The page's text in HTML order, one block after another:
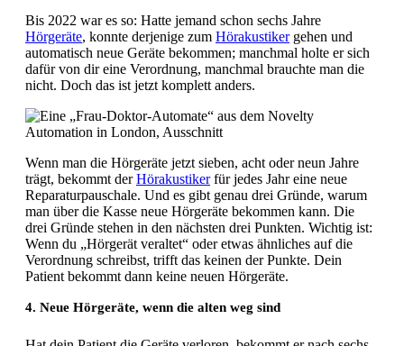
Bis 2022 war es so: Hatte jemand schon sechs Jahre
Hörgeräte, konnte derjenige zum Hörakustikergehen und
automatisch neue Geräte bekommen; manchmal holte er sich
dafür von dir eine Verordnung, manchmal brauchte man die
nicht. Doch das ist jetzt komplett anders.
Wenn man die Hörgeräte jetzt sieben, acht oder neun Jahre
trägt, bekommt derHörakustikerfür jedes Jahr eine neue
Reparaturpauschale. Und es gibt genau drei Gründe, warum
man über die Kasse neue Hörgeräte bekommen kann. Die
drei Gründe stehen in den nächsten drei Punkten. Wichtig ist:
Wenn du „Hörgerät veraltet“ oder etwas ähnliches auf die
Verordnung schreibst, trifft das keinen der Punkte. Dein
Patient bekommt dann keine neuen Hörgeräte.
4. Neue Hörgeräte, wenn die alten weg sind